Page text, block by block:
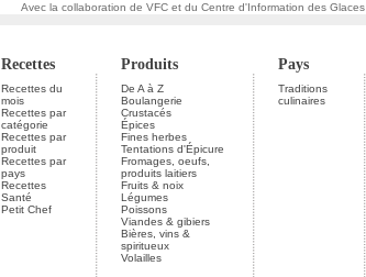
Avec la collaboration de VFC et du Centre d'Information des Glaces
Recettes Produits Pays
Recettes du
mois
Recettes par
catégorie
Recettes par
produit
Recettes par
pays
Recettes
Santé
Petit Chef
De A à Z
Boulangerie
Crustacés
Épices
Fines herbes
Tentations d'Épicure
Fromages, oeufs,
produits laitiers
Fruits & noix
Légumes
Poissons
Viandes & gibiers
Bières, vins &
spiritueux
Volailles
Traditions
culinaires